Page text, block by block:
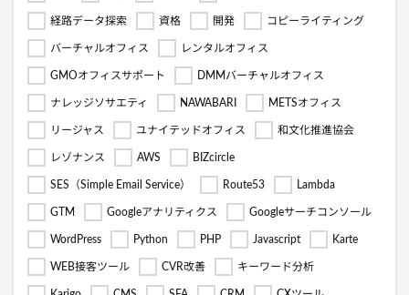
経路データ探索 資格 開発 コピーライティング
バーチャルオフィス レンタルオフィス
GMOオフィスサポート DMMバーチャルオフィス
ナレッジソサエティ NAWABARI METSオフィス
リージャス ユナイテッドオフィス 和文化推進協会
レゾナンス AWS BIZcircle
SES（Simple Email Service） Route53 Lambda
GTM Googleアナリティクス Googleサーチコンソール
WordPress Python PHP Javascript Karte
WEB接客ツール CVR改善 キーワード分析